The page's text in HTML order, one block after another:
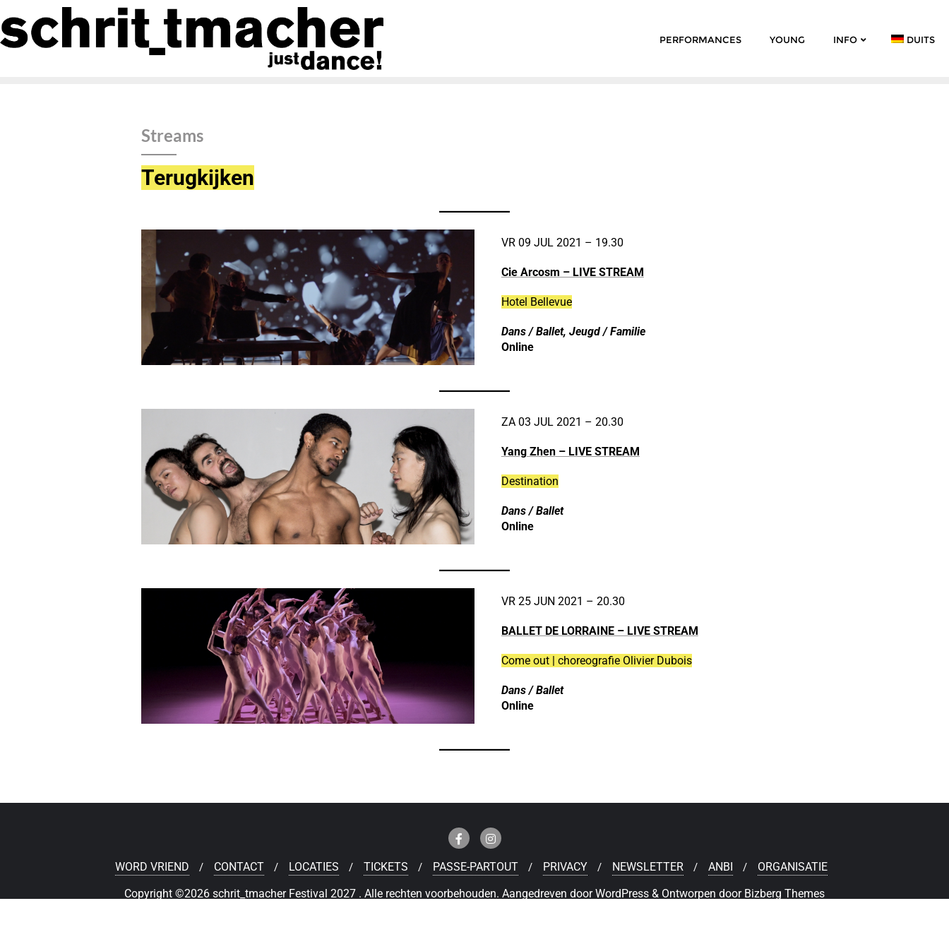
PERFORMANCES YOUNG INFO DUITS
Streams
Terugkijken
VR 09 JUL 2021 – 19.30
Cie Arcosm – LIVE STREAM
Hotel Bellevue
Dans / Ballet, Jeugd / Familie
Online
ZA 03 JUL 2021 – 20.30
Yang Zhen– LIVE STREAM
Destination
Dans / Ballet
Online
VR 25 JUN 2021 – 20.30
BALLET DE LORRAINE – LIVE STREAM
Come out | choreografie Olivier Dubois
Dans / Ballet
Online
WORD VRIEND CONTACT LOCATIES TICKETS PASSE-PARTOUT PRIVACY NEWSLETTER ANBI
ORGANISATIE
Copyright ©2026 schrit_tmacher Festival 2027 . Alle rechten voorbehouden. Aangedreven doorWordPress & Ontworpen door Bizberg Themes